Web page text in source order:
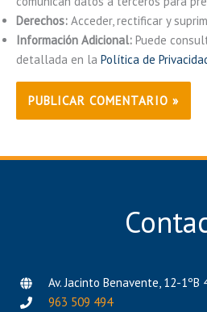
Derechos: Acceder, rectificar y
Información Adicional: Puede
detallada en la Política de
Av. Jacinto Benavente, 12-
963 509 494